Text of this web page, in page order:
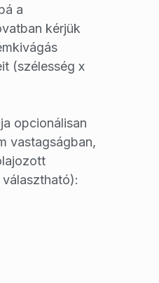
a
kérjük
(szélesség x
opcionálisan
vastagságban,